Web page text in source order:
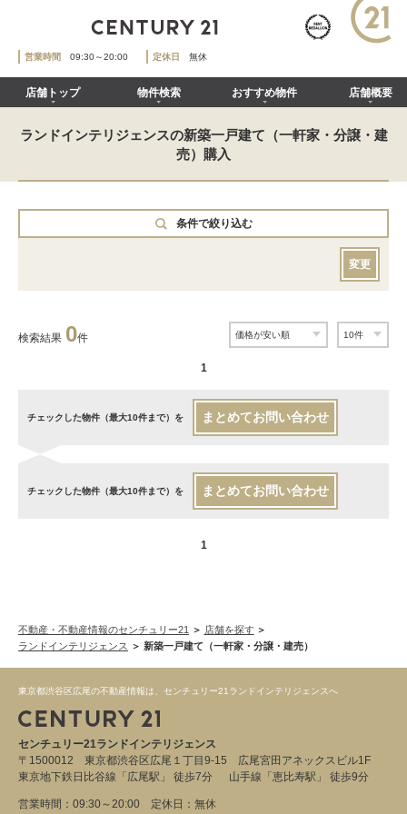
営業時間 09:30～20:00 定休日 無休
店舗トップ 物件検索 おすすめ物件 店舗概要
ランドインテリジェンスの新築一戸建て（一軒家・分譲・建
売）購入
条件で絞り込む
変更
検索結果 0件
1
チェックした物件（最大10件まで）を まとめてお問い合わせ
チェックした物件（最大10件まで）を まとめてお問い合わせ
1
不動産・不動産情報のセンチュリー21
店舗を探す
ランドインテリジェンス
新築一戸建て（一軒家・分譲・建売）
東京都渋谷区広尾の不動産情報は、センチュリー21ランドインテリジェンスへ
センチュリー21ランドインテリジェンス
〒1500012 東京都渋谷区広尾１丁目9-15 広尾宮田アネックスビル1F
東京地下鉄日比谷線「広尾駅」 徒歩7分 山手線「恵比寿駅」 徒歩9分
営業時間：09:30～20:00 定休日：無休